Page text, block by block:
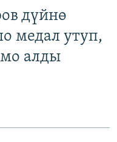
дүйнө
медал утуп,
алды